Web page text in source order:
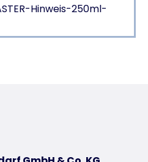
Hinweis-250ml-
glans en meer